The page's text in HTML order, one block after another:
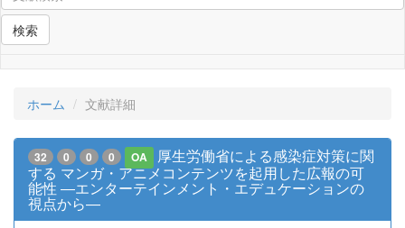
検索
ホーム 文献詳細
32 0 0 0 OA
厚生労働省による感染症対策に関
する マンガ・アニメコンテンツを起用した広報の可
能性 ―エンターテインメント・エデュケーションの
視点から―